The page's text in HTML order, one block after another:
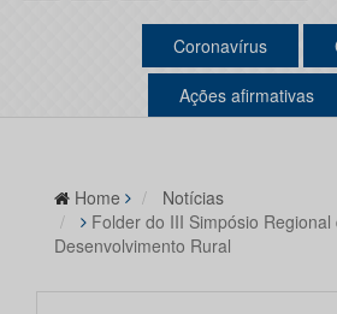
Coronavírus
Ações afirmativas
Home
Notícias
Folder do III Simpósio Regional
Desenvolvimento Rural